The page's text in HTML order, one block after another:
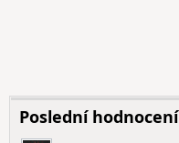
Poslední hodnocení